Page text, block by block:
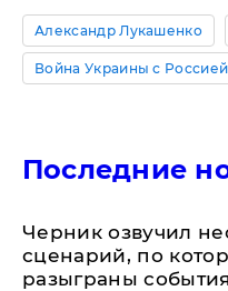
Александр Лукашенко
Война Украины с Россией
Последние
Черник озвучил
сценарий, по
разыграны